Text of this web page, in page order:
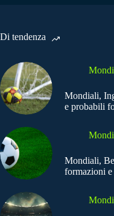
Di tendenza
Mondiali,
e probabili
Mondiali,
formazioni